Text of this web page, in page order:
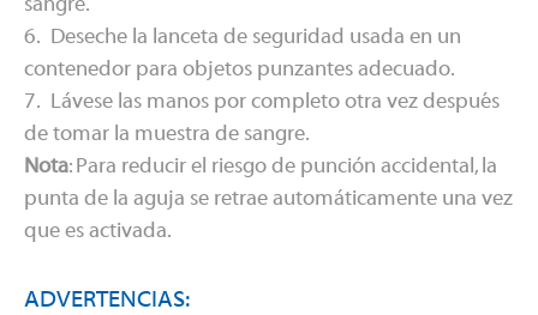
6. Deseche la lanceta de seguridad usada en un
contenedor para objetos punzantes adecuado.
7. Lávese las manos por completo otra vez después
de tomar la muestra de sangre.
Nota: Para reducir el riesgo de punción accidental, la
punta de la aguja se retrae automáticamente una vez
que es activada.
ADVERTENCIAS: